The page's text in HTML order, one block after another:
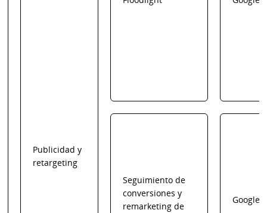
Publicidad y
retargeting
Seguimiento de
conversiones y
remarketing de
Google